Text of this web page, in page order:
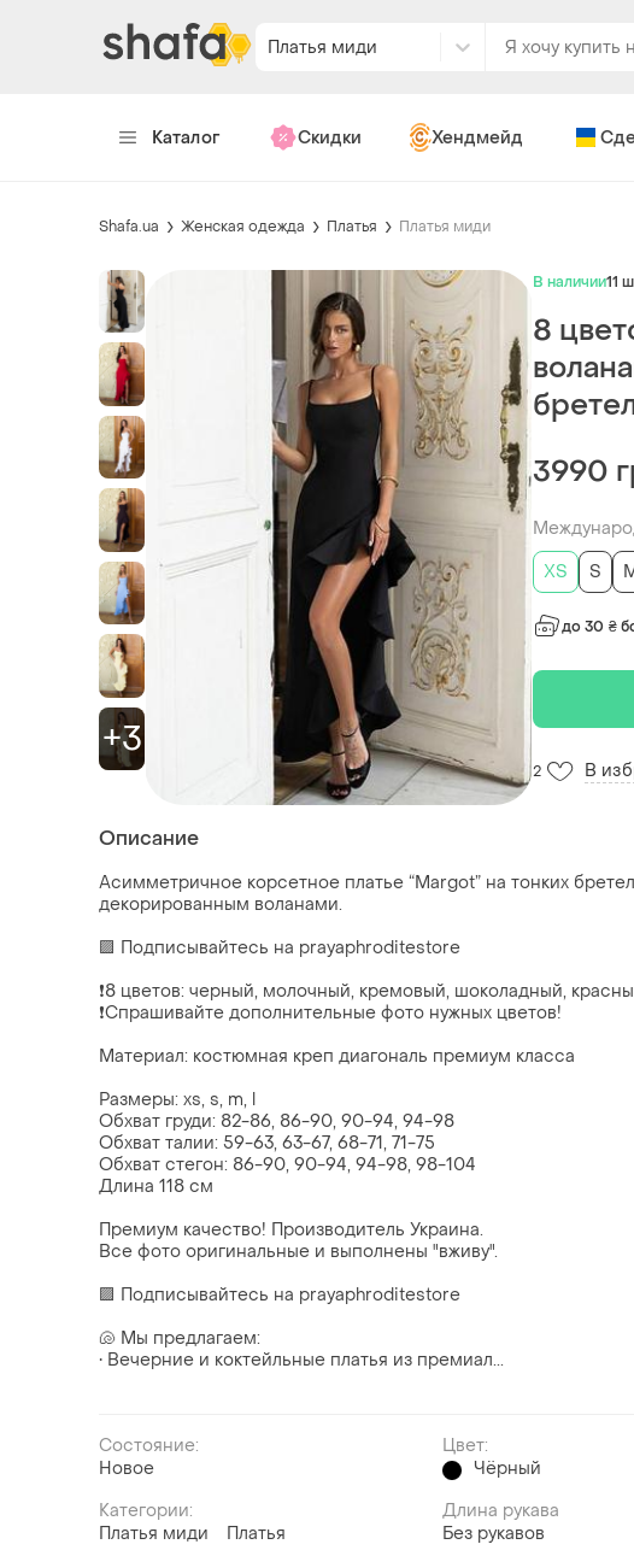
Платья миди
Каталог Скидки Хендмейд
Shafa.ua Женская одежда Платья Платья миди
+3
В наличии11
8
3990
ХS
S
до 30 ₴
2 В
Описание
Асимметричное корсетное платье “Margot” на тонких
декорированным воланами.
🟪 Подписывайтесь на prayaphroditestore
❗️8 цветов: черный, молочный, кремовый, шоколадный,
❗️Спрашивайте дополнительные фото нужных цветов!
Материал: костюмная креп диагональ премиум класса
Размеры: xs, s, m, l
Обхват груди: 82-86, 86-90, 90-94, 94-98
Обхват талии: 59-63, 63-67, 68-71, 71-75
Обхват стегон: 86-90, 90-94, 94-98, 98-104
Длина 118 см
Премиум качество! Производитель Украина.
Все фото оригинальные и выполнены "вживу".
🟪 Подписывайтесь на prayaphroditestore
🐚 Мы предлагаем:
• Вечерние и коктейльные платья из премиал...
Состояние:
Новое
Цвет:
Чёрный
Категории:
Платья миди
Платья
Длина рукава
Без рукавов